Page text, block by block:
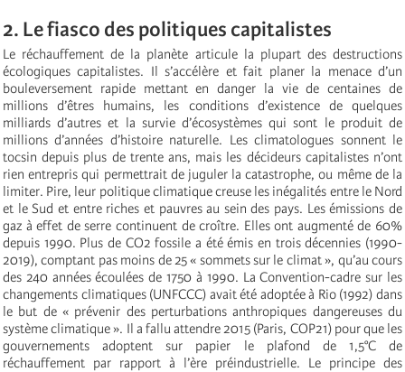
2. Le fiasco des politiques capitalistes
Le réchauffement de la planète articule la plupart des destructions
écologiques capitalistes. Il s’accélère et fait planer la menace d’un
bouleversement rapide mettant en danger la vie de centaines de
millions d’êtres humains, les conditions d’existence de quelques
milliards d’autres et la survie d’écosystèmes qui sont le produit de
millions d’années d’histoire naturelle. Les climatologues sonnent le
tocsin depuis plus de trente ans, mais les décideurs capitalistes n’ont
rien entrepris qui permettrait de juguler la catastrophe, ou même de la
limiter. Pire, leur politique climatique creuse les inégalités entre le Nord
et le Sud et entre riches et pauvres au sein des pays. Les émissions de
gaz à effet de serre continuent de croître. Elles ont augmenté de 60%
depuis 1990. Plus de CO2 fossile a été émis en trois décennies (1990-
2019), comptant pas moins de 25 « sommets sur le climat », qu’au cours
des 240 années écoulées de 1750 à 1990. La Convention-cadre sur les
changements climatiques (UNFCCC) avait été adoptée à Rio (1992) dans
le but de « prévenir des perturbations anthropiques dangereuses du
système climatique ». Il a fallu attendre 2015 (Paris, COP21) pour que les
gouvernements adoptent sur papier le plafond de 1,5°C de
réchauffement par rapport à l’ère préindustrielle. Le principe des